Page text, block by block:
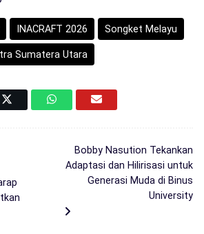
INACRAFT 2026 Songket Melayu
Sumatera Utara
Bobby Nasution Tekankan
Adaptasi dan Hilirisasi untuk
Generasi Muda di Binus
University